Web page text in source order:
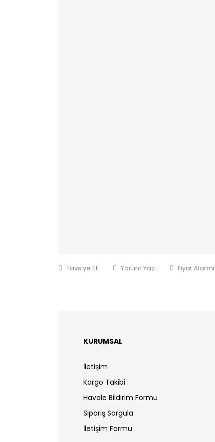
Tavsiye Et Yorum Yaz Fiyat Alarmı
KURUMSAL
İletişim
Kargo Takibi
Havale Bildirim Formu
Sipariş Sorgula
İletişim Formu